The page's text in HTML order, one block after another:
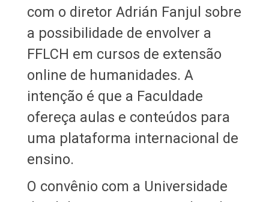
com o diretor Adrián Fanjul sobre
a possibilidade de envolver a
FFLCH em cursos de extensão
online de humanidades. A
intenção é que a Faculdade
ofereça aulas e conteúdos para
uma plataforma internacional de
ensino.
O convênio com a Universidade